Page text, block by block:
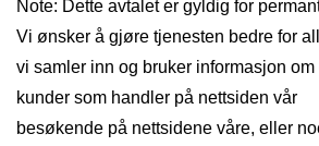
Note: Dette avtalet er gyldig for
Vi ønsker å gjøre tjenesten bedre for
vi samler inn og bruker informasjon om
kunder som handler på nettsiden vår
besøkende på nettsidene våre, eller